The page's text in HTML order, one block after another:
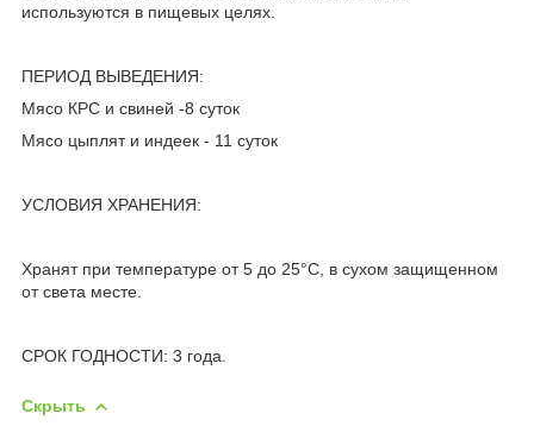
используются в пищевых целях.
ПЕРИОД ВЫВЕДЕНИЯ:
Мясо КРС и свиней -8 суток
Мясо цыплят и индеек - 11 суток
УСЛОВИЯ ХРАНЕНИЯ:
Хранят при температуре от 5 до 25°С, в сухом защищенном
от света месте.
СРОК ГОДНОСТИ: 3 года.
Скрыть